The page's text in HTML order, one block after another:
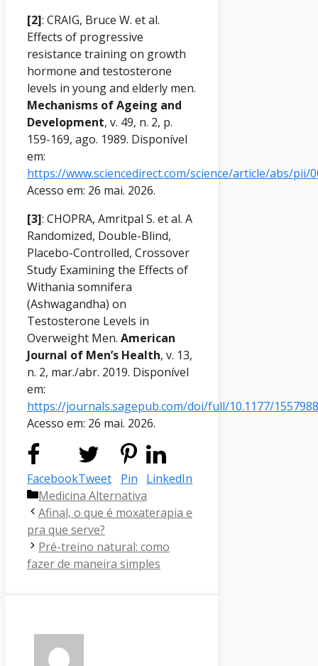
[2]: CRAIG, Bruce W. et al.
Effects of progressive
resistance training on growth
hormone and testosterone
levels in young and elderly men.
Mechanisms of Ageing and
Development, v. 49, n. 2, p.
159-169, ago. 1989. Disponível
em:
https://www.sciencedirect.com/science/article/abs/pii/
Acesso em: 26 mai. 2026.
[3]: CHOPRA, Amritpal S. et al. A
Randomized, Double-Blind,
Placebo-Controlled, Crossover
Study Examining the Effects of
Withania somnifera
(Ashwagandha) on
Testosterone Levels in
Overweight Men. American
Journal of Men’s Health, v. 13,
n. 2, mar./abr. 2019. Disponível
em:
https://journals.sagepub.com/doi/full/10.1177/
Acesso em: 26 mai. 2026.
FacebookTweet Pin
LinkedIn
Categorias
Medicina Alternativa
Afinal, o que é moxaterapia e
pra que serve?
Pré-treino natural: como
fazer de maneira simples